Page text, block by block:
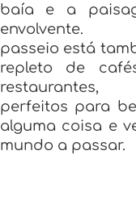
baía e a
passeio está
repleto de
restaurantes,
perfeitos para
alguma coisa e
mundo a passar.